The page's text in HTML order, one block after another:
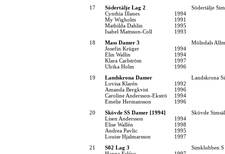
17
Södertälje Lag 2
Södertälje
Cynthia Illanes
1994
My Wigholm
1991
Mathilda Dahlin
1995
Isabel Mattsson-Coll
1993
18
Mass Damer 3
Mölndals
Josefin Krüger
1994
Elin Wallin
1994
Klara Carlström
1997
Ulrika Holm
1996
19
Landskrona Damer
Landskrona
Lovisa Klarén
1992
Amanda Bergkvist
1996
Caroline Andersson-Ekströ
1994
Emelie Hermansson
1996
20
Skövde SS Damer [1994]
Skövde
Lisen Andersson
1994
Elise Wallén
1998
Andrea Pavlic
1995
Louise Hjalmarsson
1997
21
S02 Lag 3
Simklubben